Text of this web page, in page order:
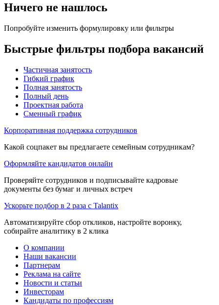
Ничего не нашлось
Попробуйте изменить формулировку или фильтры
Быстрые фильтры подбора вакансий
Частичная занятость
Гибкий график
Полная занятость
Полный день
Проектная работа
Сменный график
Корпоративная поддержка сотрудников
Какой соцпакет вы предлагаете семейным сотрудникам?
Оформляйте кандидатов онлайн
Проверяйте сотрудников и подписывайте кадровые
документы без бумаг и личных встреч
Ускорьте подбор в 2 раза с Talantix
Автоматизируйте сбор откликов, настройте воронку,
собирайте аналитику в 2 клика
О компании
Наши вакансии
Партнерам
Реклама на сайте
Новости и статьи
Инвесторам
Кандидаты по профессиям